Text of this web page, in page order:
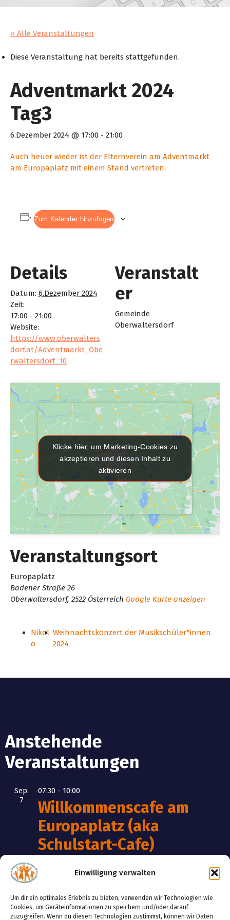
Einwilligung verwalten
Um dir ein optimales Erlebnis zu bieten, verwenden wir Technologien wie
Cookies, um Geräteinformationen zu speichern und/oder darauf
zuzugreifen. Wenn du diesen Technologien zustimmst, können wir Daten
« Alle Veranstaltungen
Diese Veranstaltung hat bereits stattgefunden.
Adventmarkt 2024
Tag3
6.Dezember 2024 @ 17:00 - 21:00
Auch heuer wieder ist der Elternverein am Adventmarkt
am Europaplatz mit einem Stand vertreten.
Zum Kalender hinzufügen
Details
Datum: 6.Dezember 2024
Zeit:
17:00 - 21:00
Website:
https://www.oberwalters
dorf.at/Adventmarkt_Obe
rwaltersdorf_10
Veranstalt
er
Gemeinde
Oberwaltersdorf
Veranstaltungsort
Europaplatz
Badener Straße 26
Oberwaltersdorf, 2522 Österreich Google Karte anzeigen
Klicke hier, um Marketing-Cookies zu
akzeptieren und diesen Inhalt zu
aktivieren
Klicke hier, um Marketing-Cookies zu
akzeptieren und diesen Inhalt zu
aktivieren
Nikol
o
Weihnachtskonzert der Musikschüler*innen
2024
Anstehende
Veranstaltungen
Sep.
7
07:30 - 10:00
Willkommenscafe am
Europaplatz (aka
Schulstart-Cafe)
Sep.
12
12:00
Funcourt